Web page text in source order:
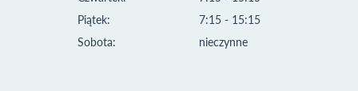
Piątek:
Sobota:
7:15 - 15:15
nieczynne